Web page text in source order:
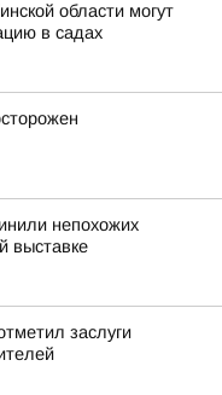
области могут
в садах
непохожих
выставке
заслуги